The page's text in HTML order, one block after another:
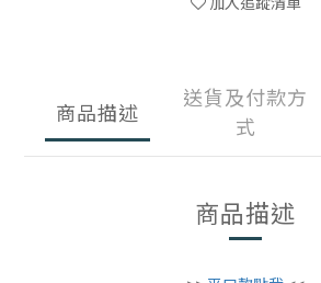
商品描述
送貨及付款方
式
商品描述